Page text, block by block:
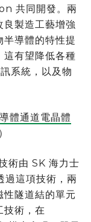
共同開發。兩
製造工藝增強
半導體的特性提
這有望降低各種
系統，以及物
體通道電晶體
術由 SK 海力士
這項技術，兩
隧道結的單元
技術，在